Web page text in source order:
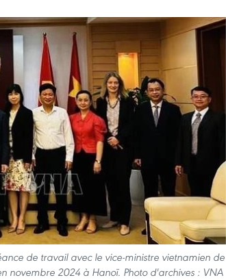
de travail avec le vice-ministre vietnamien de
novembre 2024 à Hanoï. Photo d'archives : VNA